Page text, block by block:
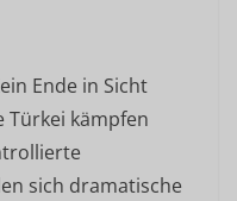
Ende in Sicht
Türkei kämpfen
sich dramatische